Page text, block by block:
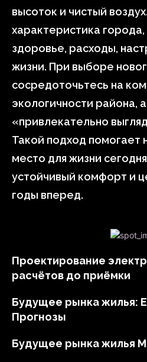
высоток и чистый
характеристика
здоровье, расходы,
жизни. При выборе
сосредоточьтесь на
экологичности района,
«привлекательно
Такой подход помогает
место для жизни
устойчивый комфорт и
годы вперед.
Проектирование
расчётов до приёмки
Будущее рынка жилья:
Прогнозы
Будущее рынка жилья